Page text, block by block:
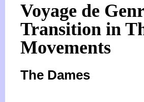
Voyage de
Transition in
Movements
The Dames